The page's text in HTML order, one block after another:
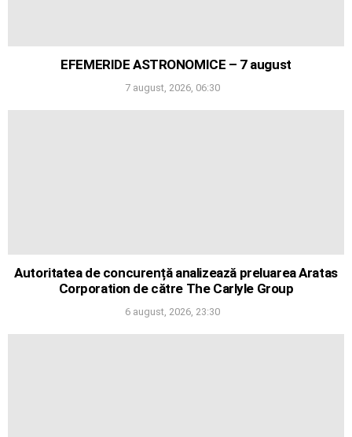
EFEMERIDE ASTRONOMICE – 7 august
7 august, 2026, 06:30
Autoritatea de concurență analizează preluarea Aratas
Corporation de către The Carlyle Group
6 august, 2026, 23:30